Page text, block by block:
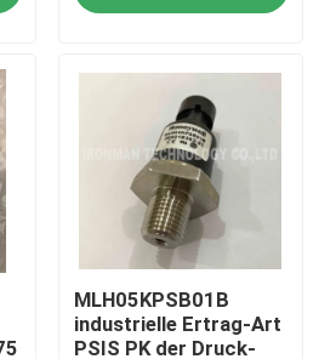
Produkte
MLH05KPSB01B
industrielle Ertrag-Art
PSIS PK der Druck-